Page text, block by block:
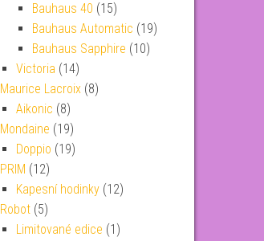
Bauhaus 40 (15)
Bauhaus Automatic (19)
Bauhaus Sapphire (10)
Victoria (14)
Maurice Lacroix (8)
Aikonic (8)
Mondaine (19)
Doppio (19)
PRIM (12)
Kapesní hodinky (12)
Robot (5)
Limitované edice (1)